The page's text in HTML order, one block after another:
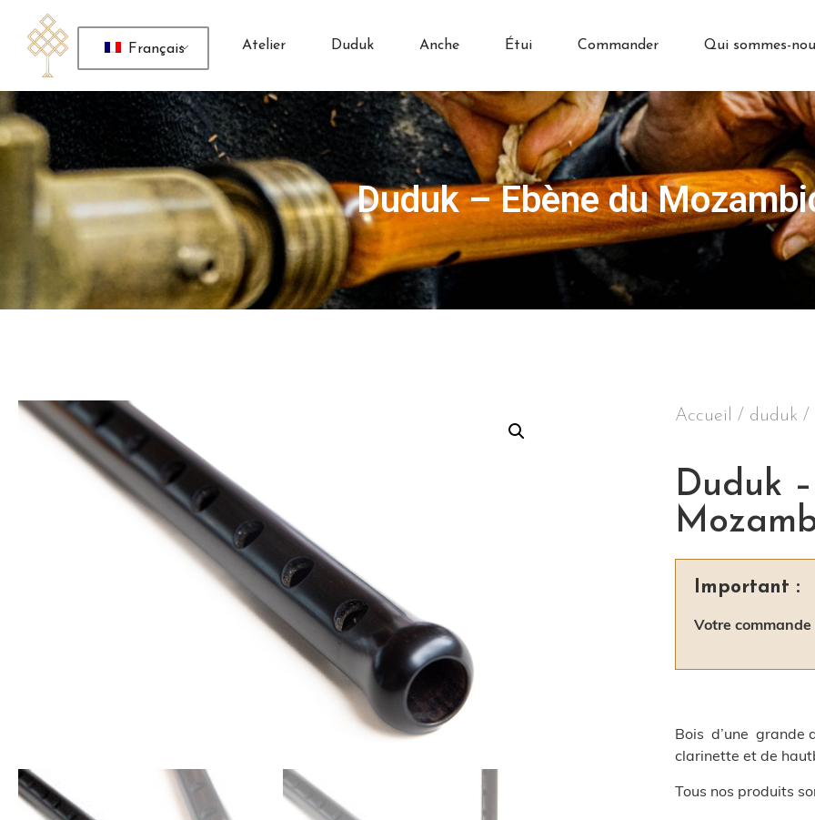
Français Atelier Duduk Anche Étui Commander Qui sommes-
Duduk – Ebène du
Accueil / duduk /
Duduk
Important :
Votre
Bois d’une grande
clarinette et de
Tous nos produits